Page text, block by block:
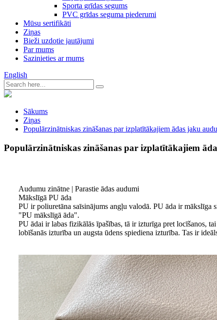
Sporta grīdas segums
PVC grīdas seguma piederumi
Mūsu sertifikāti
Ziņas
Bieži uzdotie jautājumi
Par mums
Sazinieties ar mums
English
Sākums
Ziņas
Populārzinātniskas zināšanas par izplatītākajiem ādas jaku
Populārzinātniskas zināšanas par izplatītākajiem
Audumu zinātne | Parastie ādas audumi
Mākslīgā PU āda
PU ir poliuretāna saīsinājums angļu valodā. PU āda ir mākslīga
"PU mākslīgā āda".
PU ādai ir labas fizikālās īpašības, tā ir izturīga pret locīšanos,
lobīšanās izturība un augsta ūdens spiediena izturība. Tas ir